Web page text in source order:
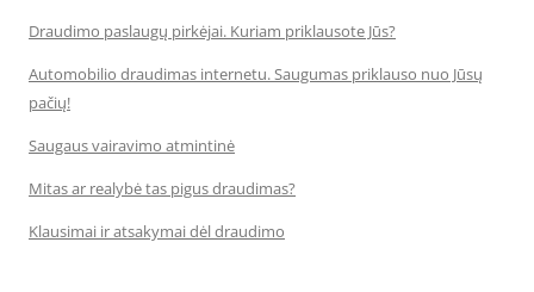
Draudimo paslaugų pirkėjai. Kuriam priklausote Jūs?
Automobilio draudimas internetu. Saugumas priklauso nuo Jūsų
pačių!
Saugaus vairavimo atmintinė
Mitas ar realybė tas pigus draudimas?
Klausimai ir atsakymai dėl draudimo